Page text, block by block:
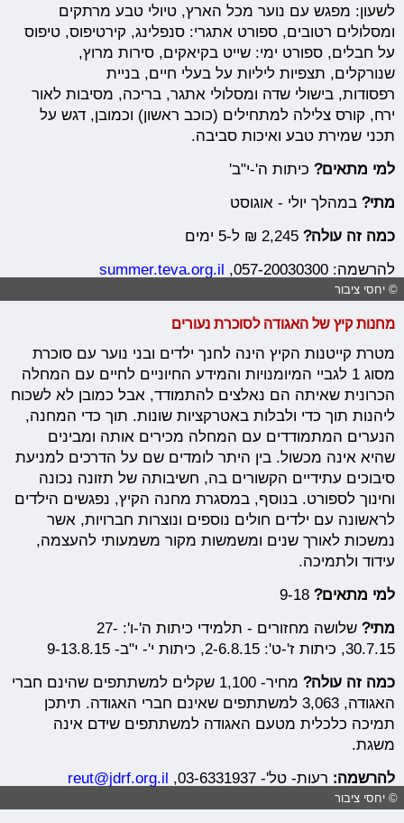
לשעון: מפגש עם נוער מכל הארץ, טיולי טבע מרתקים
ומסלולים רטובים, ספורט אתגרי: סנפלינג, קירטיפוס, טיפוס
על חבלים, ספורט ימי: שייט בקיאקים, סירות מרוץ,
שנורקלים, תצפיות ליליות על בעלי חיים, בניית
רפסודות, בישולי שדה ומסלולי אתגר, בריכה, מסיבות לאור
ירח, קורס צלילה למתחילים (כוכב ראשון) וכמובן, דגש על
תכני שמירת טבע ואיכות סביבה.
למי מתאים? כיתות ה'-י"ב'
מתי?במהלך יולי - אוגוסט
כמה זה עולה?2,245 ₪ ל-5 ימים
להרשמה: 057-20030300,
summer.teva.org.il
© יחסי ציבור
מחנות קיץ של האגודה לסוכרת נעורים
מטרת קייטנות הקיץ הינה לחנך ילדים ובני נוער עם סוכרת
מסוג 1 לגביי המיומנויות והמידע החיוניים לחיים עם המחלה
הכרונית שאיתה הם נאלצים להתמודד, אבל כמובן לא לשכוח
ליהנות תוך כדי ולבלות באטרקציות שונות. תוך כדי המחנה,
הנערים המתמודדים עם המחלה מכירים אותה ומבינים
שהיא אינה מכשול. בין היתר לומדים שם על הדרכים למניעת
סיבוכים עתידיים הקשורים בה, חשיבותה של תזונה נכונה
וחינוך לספורט. בנוסף, במסגרת מחנה הקיץ, נפגשים הילדים
לראשונה עם ילדים חולים נוספים ונוצרות חברויות, אשר
נמשכות לאורך שנים ומשמשות מקור משמעותי להעצמה,
עידוד ולתמיכה.
למי מתאים? 9-18
מתי?
שלושה מחזורים - תלמידי כיתות ה'-ו': 27-
30.7.15, כיתות ז'-ט': 2-6.8.15, כיתות י'- י"ב- 9-13.8.15
כמה זה עולה?
מחיר- 1,100 שקלים למשתתפים שהינם חברי
האגודה, 3,063 למשתתפים שאינם חברי האגודה. תיתכן
תמיכה כלכלית מטעם האגודה למשתתפים שידם אינה
משגת.
להרשמה: רעות- טל'- 03-6331937, reut@jdrf.org.il
© יחסי ציבור